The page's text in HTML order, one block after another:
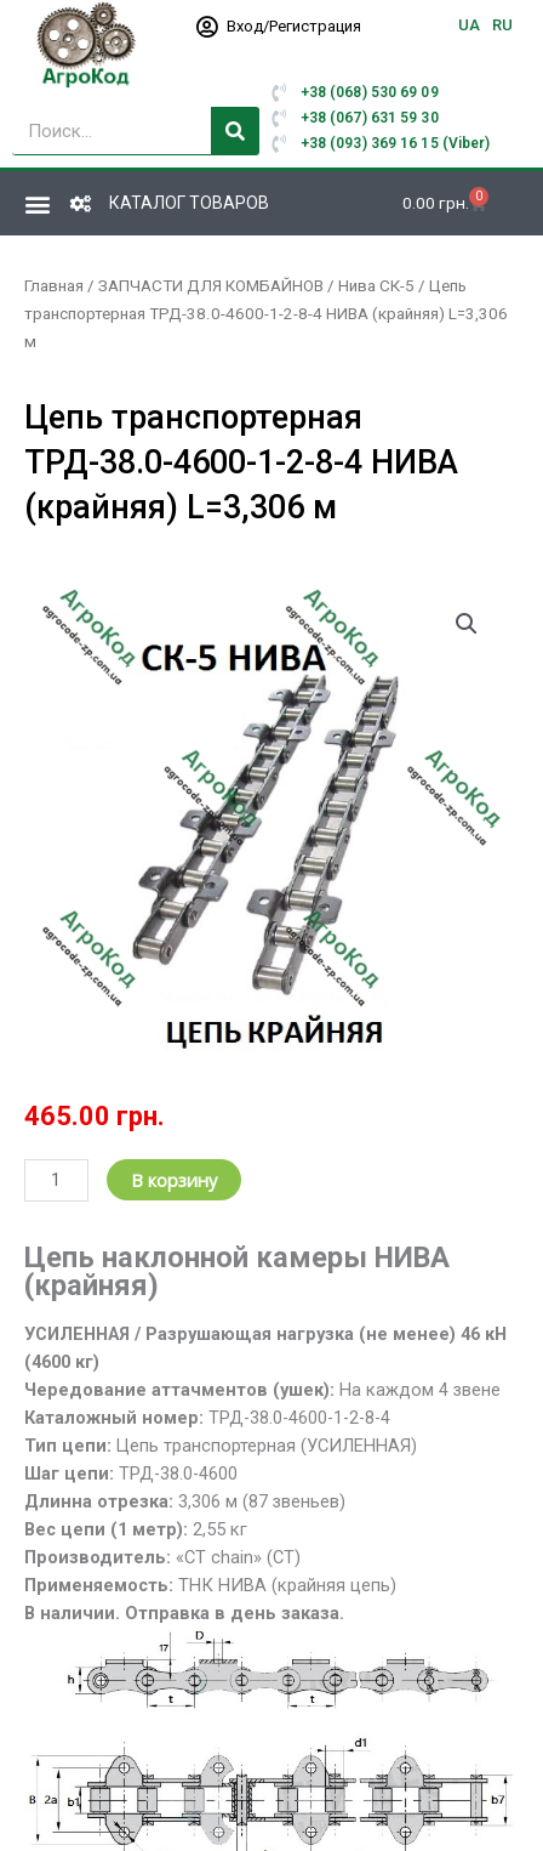
Перейти
содержимому
Вход/Регистрация UA RU
Поиск
+38 (068) 530 69 09
+38 (067) 631 59 30
+38 (093) 369 16 15 (Viber)
КАТАЛОГ ТОВАРОВ 0.00 грн. 0
Корзина
Главная / ЗАПЧАСТИ ДЛЯ КОМБАЙНОВ / Нива СК-5 / Цепь
транспортерная ТРД-38.0-4600-1-2-8-4 НИВА (крайняя) L=3,306
м
Цепь транспортерная
ТРД-38.0-4600-1-2-8-4 НИВА
(крайняя) L=3,306 м
465.00 грн.
Количество
товара
транспортерная
ТРД-38.0-
1-
2-
8-
4
НИВА
(крайняя)
L=3,306
м
В корзину
Цепь наклонной камеры НИВА
(крайняя)
УСИЛЕННАЯ / Разрушающая нагрузка (не менее) 46 кН
(4600 кг)
Чередование аттачментов (ушек): На каждом 4 звене
Каталожный номер: ТРД-38.0-4600-1-2-8-4
Тип цепи: Цепь транспортерная (УСИЛЕННАЯ)
Шаг цепи: ТРД-38.0-4600
Длинна отрезка: 3,306 м (87 звеньев)
Вес цепи (1 метр): 2,55 кг
Производитель: «CT chain» (СТ)
Применяемость: ТНК НИВА (крайняя цепь)
В наличии. Отправка в день заказа.